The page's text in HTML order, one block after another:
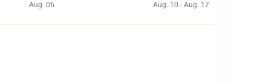
Aug. 06
Aug. 10 - Aug. 17